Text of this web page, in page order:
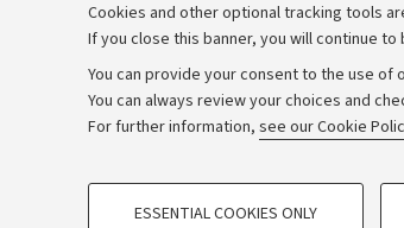
Cookies and other optional tracking tools
If you close this banner, you will continue
You can provide your consent to the use of
You can always review your choices and
For further information, see our Cookie
PROFILING COOKIES - OPTIONAL
ESSENTIAL COOKIES ONLY
Contacts and certified e-mail (PEC)
Administrative divisions
Work with us
Alumni community